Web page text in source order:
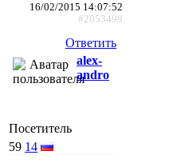
16/02/2015 14:07:52
#2053499
Ответить
alex-
andro
Посетитель
59 14